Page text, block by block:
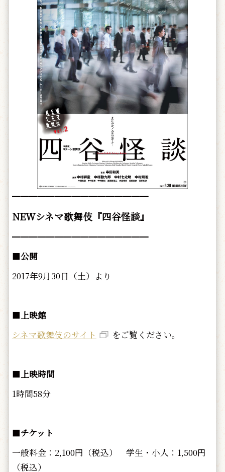
━━━━━━━━━━━━━━━━
NEWシネマ歌舞伎『四谷怪談』
━━━━━━━━━━━━━━━━
■公開
2017年9月30日（土）より
■上映館
シネマ歌舞伎のサイト
をご覧ください。
■上映時間
1時間58分
■チケット
一般料金：2,100円（税込） 学生・小人：1,500円
（税込）